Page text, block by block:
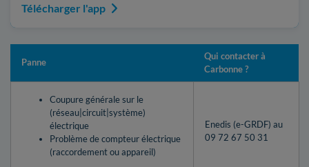
Télécharger l'app
Panne
Qui contacter à
Carbonne ?
Coupure générale sur le
(réseau|circuit|système)
électrique
Problème de compteur électrique
(raccordement ou appareil)
Enedis (e-GRDF) au
09 72 67 50 31